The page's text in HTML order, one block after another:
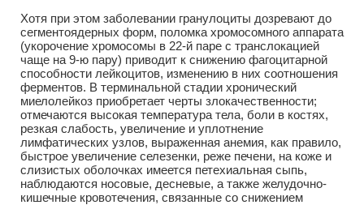
Хотя при этом заболевании гранулоциты дозревают до
сегментоядерных форм, поломка хромосомного аппарата
(укорочение хромосомы в 22-й паре с транслокацией
чаще на 9-ю пару) приводит к снижению фагоцитарной
способности лейкоцитов, изменению в них соотношения
ферментов. В терминальной стадии хронический
миелолейкоз приобретает черты злокачественности;
отмечаются высокая температура тела, боли в костях,
резкая слабость, увеличение и уплотнение
лимфатических узлов, выраженная анемия, как правило,
быстрое увеличение селезенки, реже печени, на коже и
слизистых оболочках имеется петехиальная сыпь,
наблюдаются носовые, десневые, а также желудочно-
кишечные кровотечения, связанные со снижением